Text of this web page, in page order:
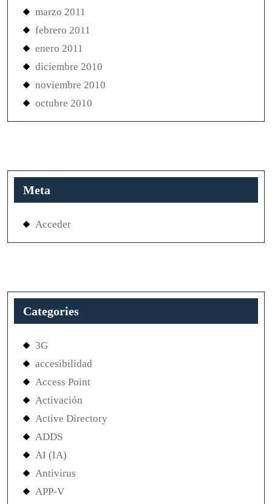
marzo 2011
febrero 2011
enero 2011
diciembre 2010
noviembre 2010
octubre 2010
Meta
Acceder
Categories
3G
accesibilidad
Access Point
Activación
Active Directory
ADDS
AI (IA)
Antivirus
APP-V